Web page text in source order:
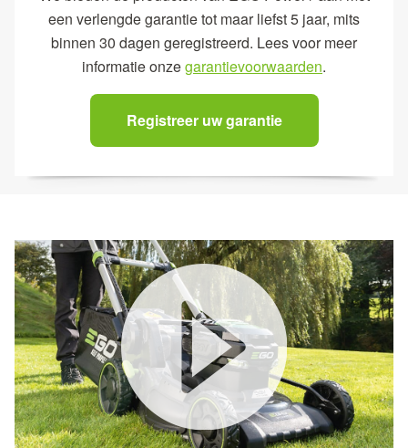
een verlengde garantie tot maar liefst 5 jaar, mits
binnen 30 dagen geregistreerd. Lees voor meer
informatie onzegarantievoorwaarden.
Registreer uw garantie